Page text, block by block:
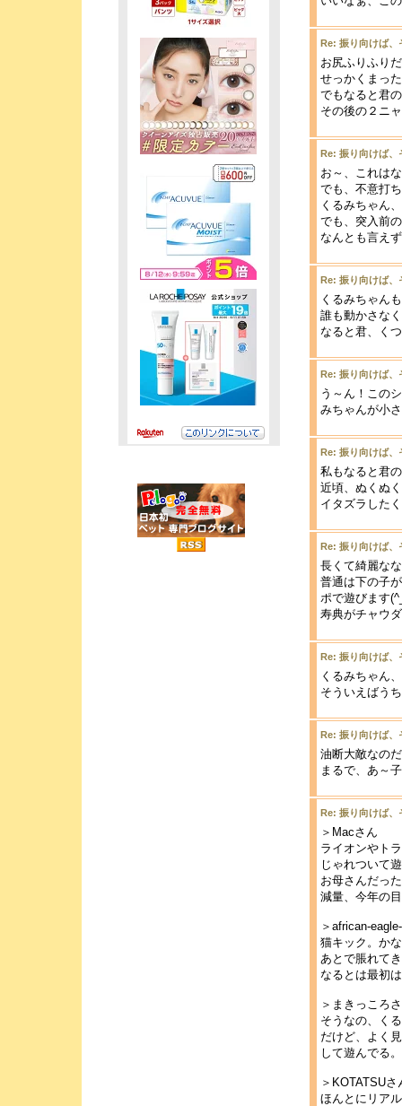
Re: 振り向けば
お尻ふりふり
せっかくまっ
でもなると君
その後の２ニ
Re: 振り向けば
お～、これは
でも、不意打
くるみちゃん
でも、突入前
なんとも言え
Re: 振り向けば
くるみちゃん
誰も動かさな
なると君、く
Re: 振り向けば
う～ん！この
みちゃんが小
Re: 振り向けば
私もなると君
近頃、ぬくぬ
イタズラした
Re: 振り向けば
長くて綺麗な
普通は下の子
ポで遊びます
寿典がチャウ
Re: 振り向けば
くるみちゃん
そういえばう
Re: 振り向けば
油断大敵なの
まるで、あ～
Re: 振り向けば
＞Macさん
ライオンやト
じゃれついて
お母さんだっ
減量、今年の
＞african-
猫キック。か
あとで脹れて
なるとは最初
＞まきっころ
そうなの、く
だけど、よく
して遊んでる
＞KOTATSUさ
ほんとにリア